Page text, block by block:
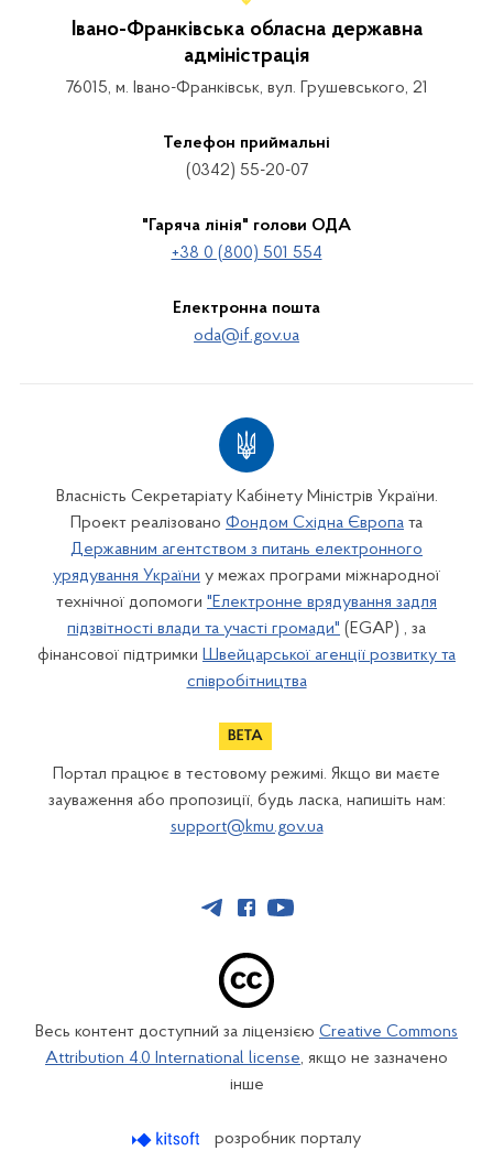
Івано-Франківська обласна державна
адміністрація
76015, м. Івано-Франківськ, вул. Грушевського, 21
Телефон приймальні
(0342) 55-20-07
"Гаряча лінія" голови ОДА
+38 0 (800) 501 554
Електронна пошта
oda@if.gov.ua
Власність Секретаріату Кабінету Міністрів України.
Проект реалізовано Фондом Східна Європа та
Державним агентством з питань електронного
урядування України у межах програми міжнародної
технічної допомоги "Електронне врядування задля
підзвітності влади та участі громади" (EGAP) , за
фінансової підтримки Швейцарської агенції розвитку та
співробітництва
Портал працює в тестовому режимі. Якщо ви маєте
зауваження або пропозиції, будь ласка, напишіть нам:
support@kmu.gov.ua
Весь контент доступний за ліцензією Creative Commons
Attribution 4.0 International license, якщо не зазначено
інше
розробник порталу